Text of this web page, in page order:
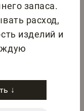
запаса.
расход,
изделий и
↓